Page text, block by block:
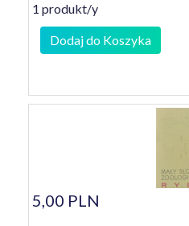
1 produkt/y
Dodaj do Koszyka
5,00 PLN